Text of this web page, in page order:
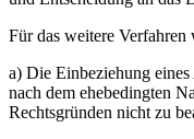
Für das weitere Verfahren
a) Die Einbeziehung
nach dem ehebedingten
Rechtsgründen nicht zu